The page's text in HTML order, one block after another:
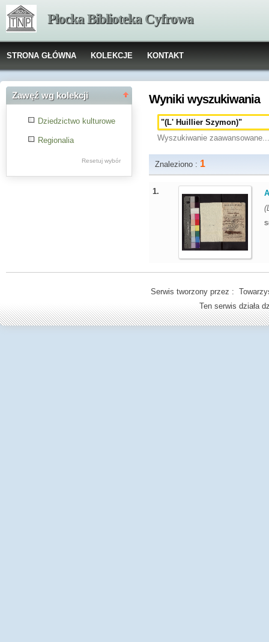
Płocka Biblioteka Cyfrowa
STRONA GŁÓWNA KOLEKCJE KONTAKT
Zawęź wg kolekcji
Dziedzictwo kulturowe
Regionalia
Resetuj wybór
Wyniki wyszukiwania
Wyszukiwanie zaawansowane...
Znaleziono : 1
1.
Serwis tworzony przez :
Ten serwis działa